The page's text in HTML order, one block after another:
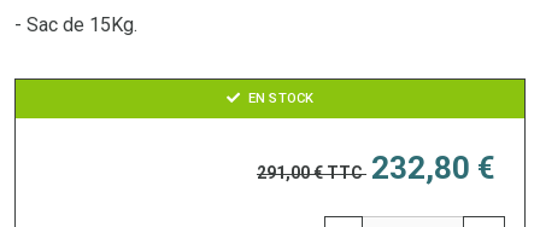
- Sac de 15Kg.
EN STOCK
291,00 €TTC 232,80 €